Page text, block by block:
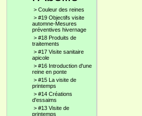
> Couleur des reines
> #19 Objectifs visite
automne-Mesures
préventives hivernage
> #18 Produits de
traitements
> #17 Visite sanitaire
apicole
> #16 Introduction d'une
reine en ponte
> #15 La visite de
printemps
> #14 Créations
d'essaims
> #13 Visite de
printemps